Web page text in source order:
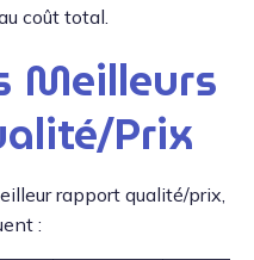
coût total.
Meilleurs
Prix
rapport qualité/prix,
: